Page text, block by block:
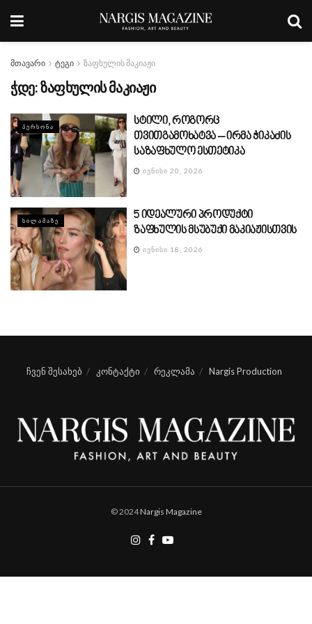
მთავარი ტეგი ზაფხულის მაკიაჟი
ჭდე:ზაფხულის მაკიაჟი
ᲞᲔᲠᲡᲝᲜᲐ
სტილი, როგორც
თვითგამოხატვა – ირმა ჭიკაძის
საზაფხულო ესთეტიკა
ᲘᲕᲜᲘᲡᲘ 20, 2026
ᲡᲘᲚᲐᲛᲐᲖᲔ
5 იდეალური პროდუქტი
ზაფხულის მსუბუქი მაკიაჟისთვის
ᲘᲕᲜᲘᲡᲘ 18, 2026
ჩვენ შესახებ კონტაქტი რეკლამა Nargis Production
© 2024Nargis Magazine